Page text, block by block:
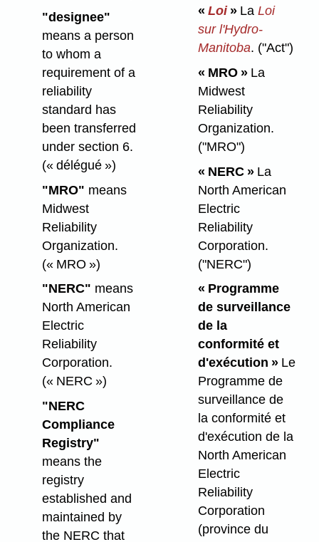
"designee"
means a person
to whom a
requirement of a
reliability
standard has
been transferred
under section 6.
(« délégué »)
"MRO" means
Midwest
Reliability
Organization.
(« MRO »)
"NERC" means
North American
Electric
Reliability
Corporation.
(« NERC »)
"NERC
Compliance
Registry"
means the
registry
established and
maintained by
the NERC that
« Loi»La Loi
sur l'Hydro-
Manitoba. ("Act")
« MRO »La
Midwest
Reliability
Organization.
("MRO")
« NERC »La
North American
Electric
Reliability
Corporation.
("NERC")
« Programme
de surveillance
de la
conformité et
d'exécution »Le
Programme de
surveillance de
la conformité et
d'exécution de la
North American
Electric
Reliability
Corporation
(province du